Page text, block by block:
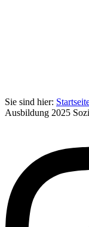
Sie sind hier:
Ausbildung 2025